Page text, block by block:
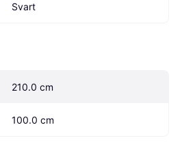
Svart
210.0 cm
100.0 cm